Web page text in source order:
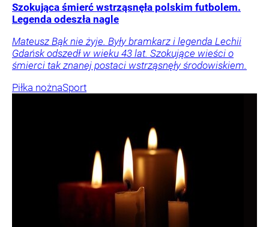
Szokująca śmierć wstrząsnęła polskim futbolem.
Legenda odeszła nagle
Mateusz Bąk nie żyje. Były bramkarz i legenda Lechii
Gdańsk odszedł w wieku 43 lat. Szokujące wieści o
śmierci tak znanej postaci wstrząsnęły środowiskiem.
Piłka nożnaSport